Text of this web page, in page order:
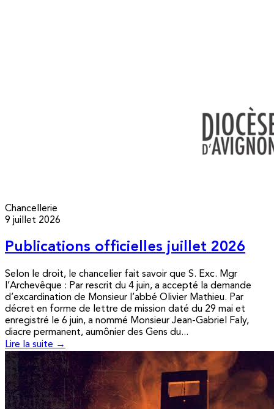
Chancellerie
9 juillet 2026
Publications officielles juillet 2026
Selon le droit, le chancelier fait savoir que S. Exc. Mgr
l’Archevêque : Par rescrit du 4 juin, a accepté la demande
d’excardination de Monsieur l’abbé Olivier Mathieu. Par
décret en forme de lettre de mission daté du 29 mai et
enregistré le 6 juin, a nommé Monsieur Jean-Gabriel Faly,
diacre permanent, aumônier des Gens du...
Lire la suite →